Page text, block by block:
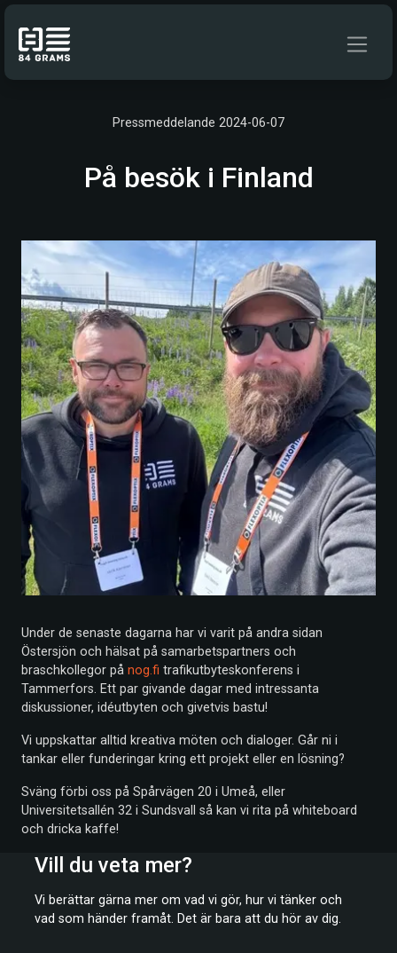
Hoppa till innehåll
Pressmeddelande 2024-06-07
På besök i Finland
Under de senaste dagarna har vi varit på andra sidan
Östersjön och hälsat på samarbetspartners och
braschkollegor på nog.fi trafikutbyteskonferens i
Tammerfors. Ett par givande dagar med intressanta
diskussioner, idéutbyten och givetvis bastu!
Vi uppskattar alltid kreativa möten och dialoger. Går ni i
tankar eller funderingar kring ett projekt eller en lösning?
Sväng förbi oss på Spårvägen 20 i Umeå, eller
Universitetsallén 32 i Sundsvall så kan vi rita på whiteboard
och dricka kaffe!
Vill du veta mer?
Vi berättar gärna mer om vad vi gör, hur vi tänker och
vad som händer framåt. Det är bara att du hör av dig.